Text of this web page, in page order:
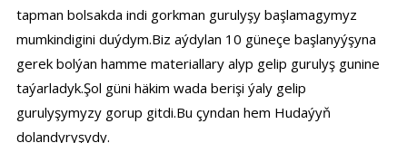
tapman bolsakda indi gorkman gurulyşy başlamagymyz
mumkindigini duýdym.Biz aýdylan 10 güneçe başlanyýşyna
gerek bolýan hamme materiallary alyp gelip gurulyş gunine
taýarladyk.Şol güni häkim wada berişi ýaly gelip
gurulyşymyzy gorup gitdi.Bu çyndan hem Hudaýyň
dolandyryşydy.